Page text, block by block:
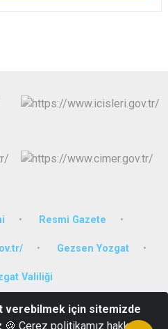
Resmi Gazete
Gezsen Yozgat
Valiliği
Caddesi No:33 Yerköy - Yozgat
verebilmek için sitemizde
🍪 Çerez politikamız hakkında